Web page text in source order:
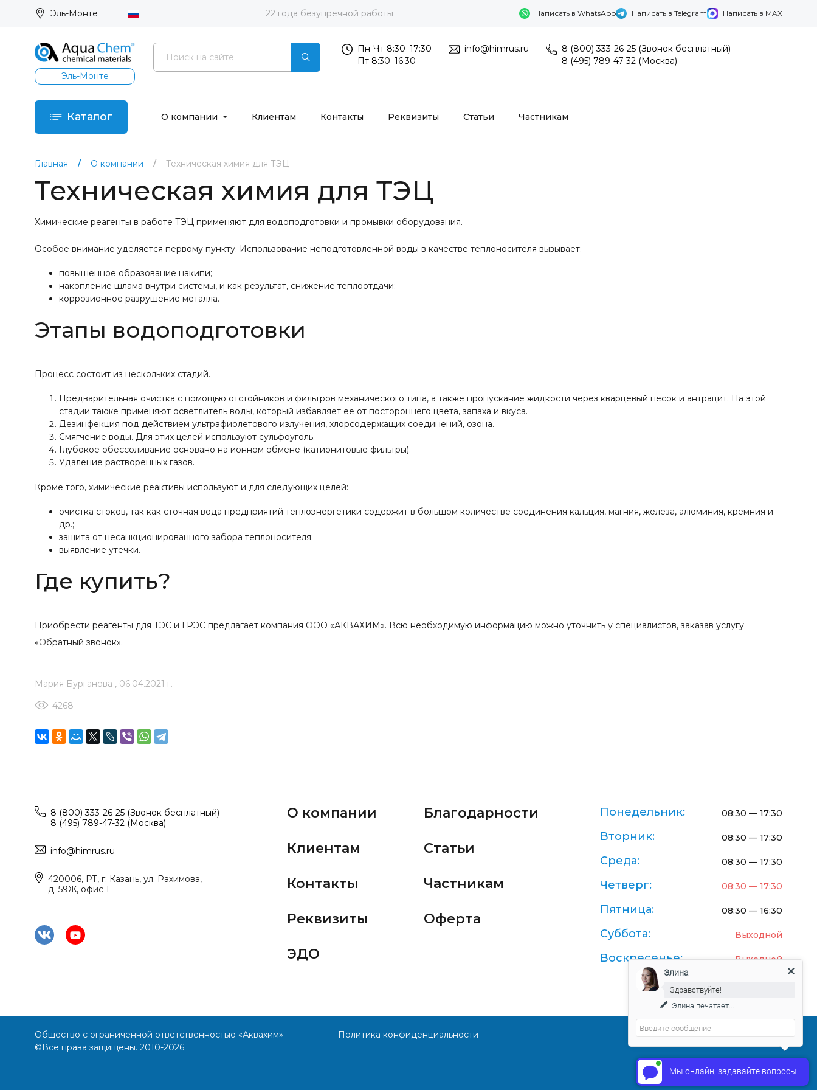
Эль-Монте 22 года безупречной работы Написать в WhatsApp Написать в Telegram Написать в MAX
Эль-Монте
Пн-Чт 8:30–17:30
Пт 8:30–16:30
info@himrus.ru
8 (800) 333-26-25 (Звонок бесплатный)
8 (495) 789-47-32 (Москва)
Каталог О компании Клиентам Контакты Реквизиты Статьи Частникам
Главная О компании Техническая химия для ТЭЦ
Техническая химия для ТЭЦ
Химические реагенты в работе ТЭЦ применяют для водоподготовки и промывки оборудования.
Особое внимание уделяется первому пункту. Использование неподготовленной воды в качестве теплоносителя вызывает:
повышенное образование накипи;
накопление шлама внутри системы, и как результат, снижение теплоотдачи;
коррозионное разрушение металла.
Этапы водоподготовки
Процесс состоит из нескольких стадий.
Предварительная очистка с помощью отстойников и фильтров механического типа, а также пропускание жидкости через кварцевый песок и антрацит. На этой
стадии также применяют осветлитель воды, который избавляет ее от постороннего цвета, запаха и вкуса.
Дезинфекция под действием ультрафиолетового излучения, хлорсодержащих соединений, озона.
Смягчение воды. Для этих целей используют сульфоуголь.
Глубокое обессоливание основано на ионном обмене (катионитовые фильтры).
Удаление растворенных газов.
Кроме того, химические реактивы используют и для следующих целей:
очистка стоков, так как сточная вода предприятий теплоэнергетики содержит в большом количестве соединения кальция, магния, железа, алюминия, кремния и
др.;
защита от несанкционированного забора теплоносителя;
выявление утечки.
Где купить?
Приобрести реагенты для ТЭС и ГРЭС предлагает компания ООО «АКВАХИМ». Всю необходимую информацию можно уточнить у специалистов, заказав услугу
«Обратный звонок».
Мария Бурганова , 06.04.2021 г.
4268
8 (800) 333-26-25 (Звонок бесплатный)
8 (495) 789-47-32 (Москва)
info@himrus.ru
420006, РТ, г. Казань, ул. Рахимова,
д. 59Ж, офис 1
О компании
Клиентам
Контакты
Реквизиты
ЭДО
Благодарности
Статьи
Частникам
Оферта
Понедельник: 08:30 — 17:30
Вторник: 08:30 — 17:30
Среда: 08:30 — 17:30
Четверг: 08:30 — 17:30
Пятница: 08:30 — 16:30
Суббота: Выходной
Воскресенье: Выходной
Общество с ограниченной ответственностью «Аквахим»
©Все права защищены. 2010-2026
Политика конфиденциальности Договор-оферта поставки товаров
Мы онлайн, задавайте вопросы!
Элина
Здравствуйте!
Элина печатает...